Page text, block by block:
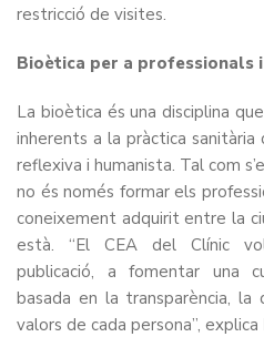
restricció de visites.
Bioètica per a professionals
La bioètica és una disciplina
inherents a la pràctica sanitària
reflexiva i humanista. Tal com
no és només formar els
coneixement adquirit entre la
està. “El CEA del Clínic
publicació, a fomentar una
basada en la transparència,
valors de cada persona”, explica